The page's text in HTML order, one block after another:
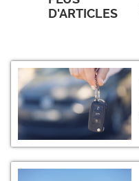
D'ARTICLES